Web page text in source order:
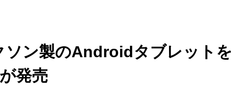
ソン製のAndroidタブレット
発売